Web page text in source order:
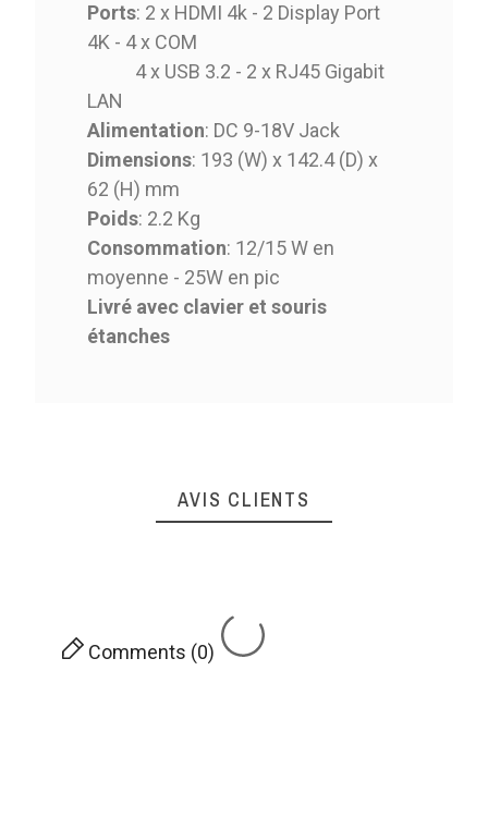
Ports: 2 x HDMI 4k - 2 Display Port
4K - 4 x COM
4 x USB 3.2 - 2 x RJ45 Gigabit
LAN
Alimentation: DC 9-18V Jack
Dimensions: 193 (W) x 142.4 (D) x
62 (H) mm
Poids: 2.2 Kg
Consommation: 12/15 W en
moyenne - 25W en pic
Livré avec clavier et souris
étanches
AVIS CLIENTS
Comments (0)